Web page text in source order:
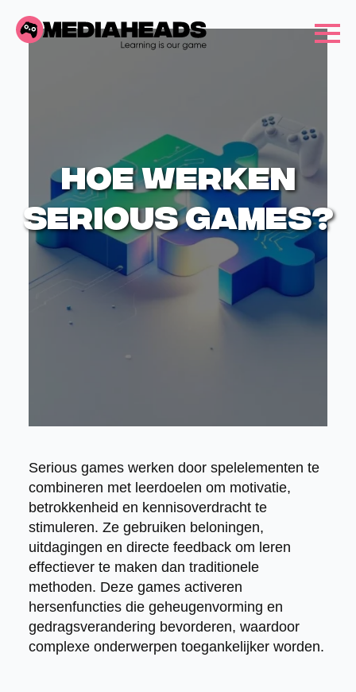
Hoe werken
serious games?
Serious games werken door spelelementen te
combineren met leerdoelen om motivatie,
betrokkenheid en kennisoverdracht te
stimuleren. Ze gebruiken beloningen,
uitdagingen en directe feedback om leren
effectiever te maken dan traditionele
methoden. Deze games activeren
hersenfuncties die geheugenvorming en
gedragsverandering bevorderen, waardoor
complexe onderwerpen toegankelijker worden.